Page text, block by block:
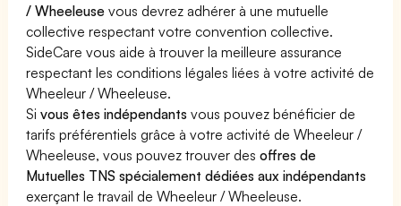
/ Wheeleuse vous devrez adhérer à une mutuelle
collective respectant votre convention collective.
SideCare vous aide à trouver la meilleure assurance
respectant les conditions légales liées à votre activité de
Wheeleur / Wheeleuse.
Sivous êtes indépendants vous pouvez bénéficier de
tarifs préférentiels grâce à votre activité de Wheeleur /
Wheeleuse, vous pouvez trouver desoffres de
Mutuelles TNS spécialement dédiées aux indépendants
exerçant le travail de Wheeleur / Wheeleuse.